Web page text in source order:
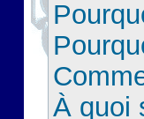
À quoi